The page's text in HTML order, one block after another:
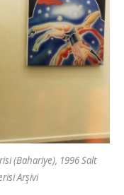
(Bahariye), 1996 Salt
Arşivi